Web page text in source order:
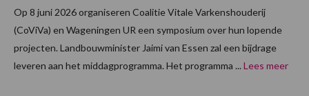
Op 8 juni 2026 organiseren Coalitie Vitale Varkenshouderij
(CoViVa) en Wageningen UR een symposium over hun lopende
projecten. Landbouwminister Jaimi van Essen zal een bijdrage
leveren aan het middagprogramma. Het programma ... Lees meer